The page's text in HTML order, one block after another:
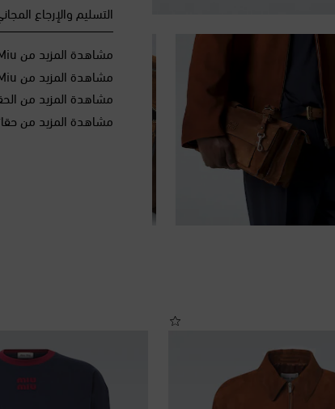
التسليم والإرجاع
مشاهدة المزيد من Miu Miu
مشاهدة المزيد من Miu Miu الحقائب
مشاهدة المزيد من
مشاهدة المزيد من